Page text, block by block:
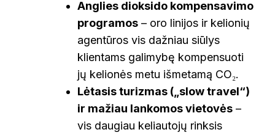
Anglies dioksido kompensavimo
programos – oro linijos ir kelionių
agentūros vis dažniau siūlys
klientams galimybę kompensuoti
jų kelionės metu išmetamą CO₂.
Lėtasis turizmas („slow travel“)
ir mažiau lankomos vietovės –
vis daugiau keliautojų rinksis